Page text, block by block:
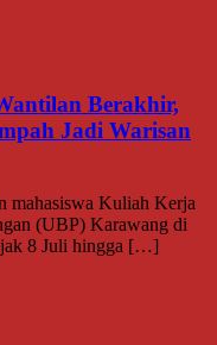
Berakhir,
Jadi Warisan
Kuliah Kerja
(UBP) Karawang di
8 Juli hingga […]